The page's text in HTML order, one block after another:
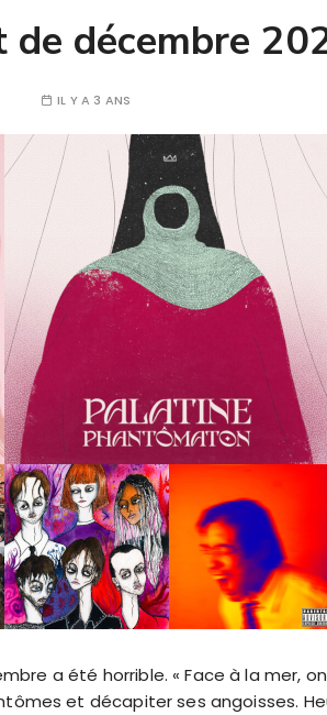
décembre
IL Y A 3 ANS
a été horrible. « Face à la mer,
et décapiter ses angoisses.